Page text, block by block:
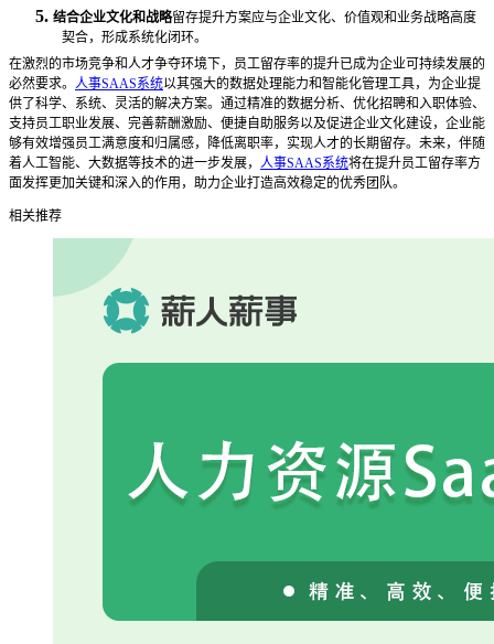
5. 结合企业文化和战略留存提升方案应与企业文化、价值观和业务战略高度
契合，形成系统化闭环。
在激烈的市场竞争和人才争夺环境下，员工留存率的提升已成为企业可持续发展的
必然要求。 人事SAAS系统以其强大的数据处理能力和智能化管理工具，为企业提
供了科学、系统、灵活的解决方案。通过精准的数据分析、优化招聘和入职体验、
支持员工职业发展、完善薪酬激励、便捷自助服务以及促进企业文化建设，企业能
够有效增强员工满意度和归属感，降低离职率，实现人才的长期留存。未来，伴随
着人工智能、大数据等技术的进一步发展， 人事SAAS系统将在提升员工留存率方
面发挥更加关键和深入的作用，助力企业打造高效稳定的优秀团队。
相关推荐